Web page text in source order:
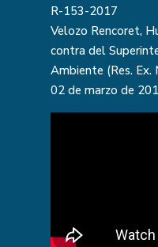
R-153-2017
Velozo Rencoret,
contra del
Ambiente (Res.
02 de marzo de